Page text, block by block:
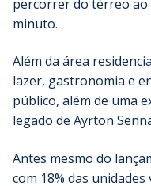
percorrer do térreo ao
minuto.
Além da área
lazer, gastronomia e
público, além de uma
legado de Ayrton
Antes mesmo do
com 18% das unidades